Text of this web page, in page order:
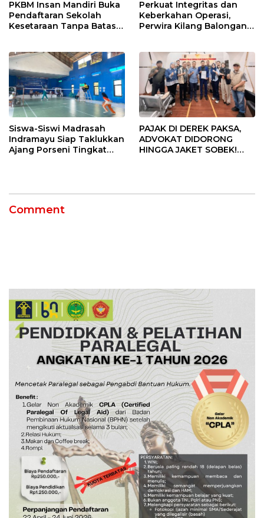
PKBM Insan Mandiri Buka
Pendaftaran Sekolah
Kesetaraan Tanpa Batas
Perkuat Integritas dan
Keberkahan Operasi,
Perwira Kilang Balongan
Siswa-Siswi Madrasah
Indramayu Siap Taklukkan
Ajang Porseni Tingkat
PAJAK DI DEREK PAKSA,
ADVOKAT DIDORONG
HINGGA JAKET SOBEK!
Comment